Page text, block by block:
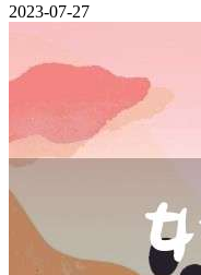
2023-07-27